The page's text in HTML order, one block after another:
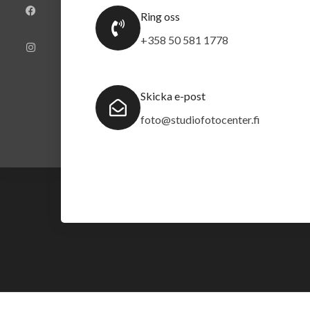
c
e
o
k
s
t
r
a
Ring oss
+358 50 581 1778
Skicka e-post
foto@studiofotocenter.fi